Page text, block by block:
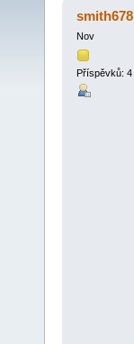
krát)
smith678
Nov
Příspěvků: 4